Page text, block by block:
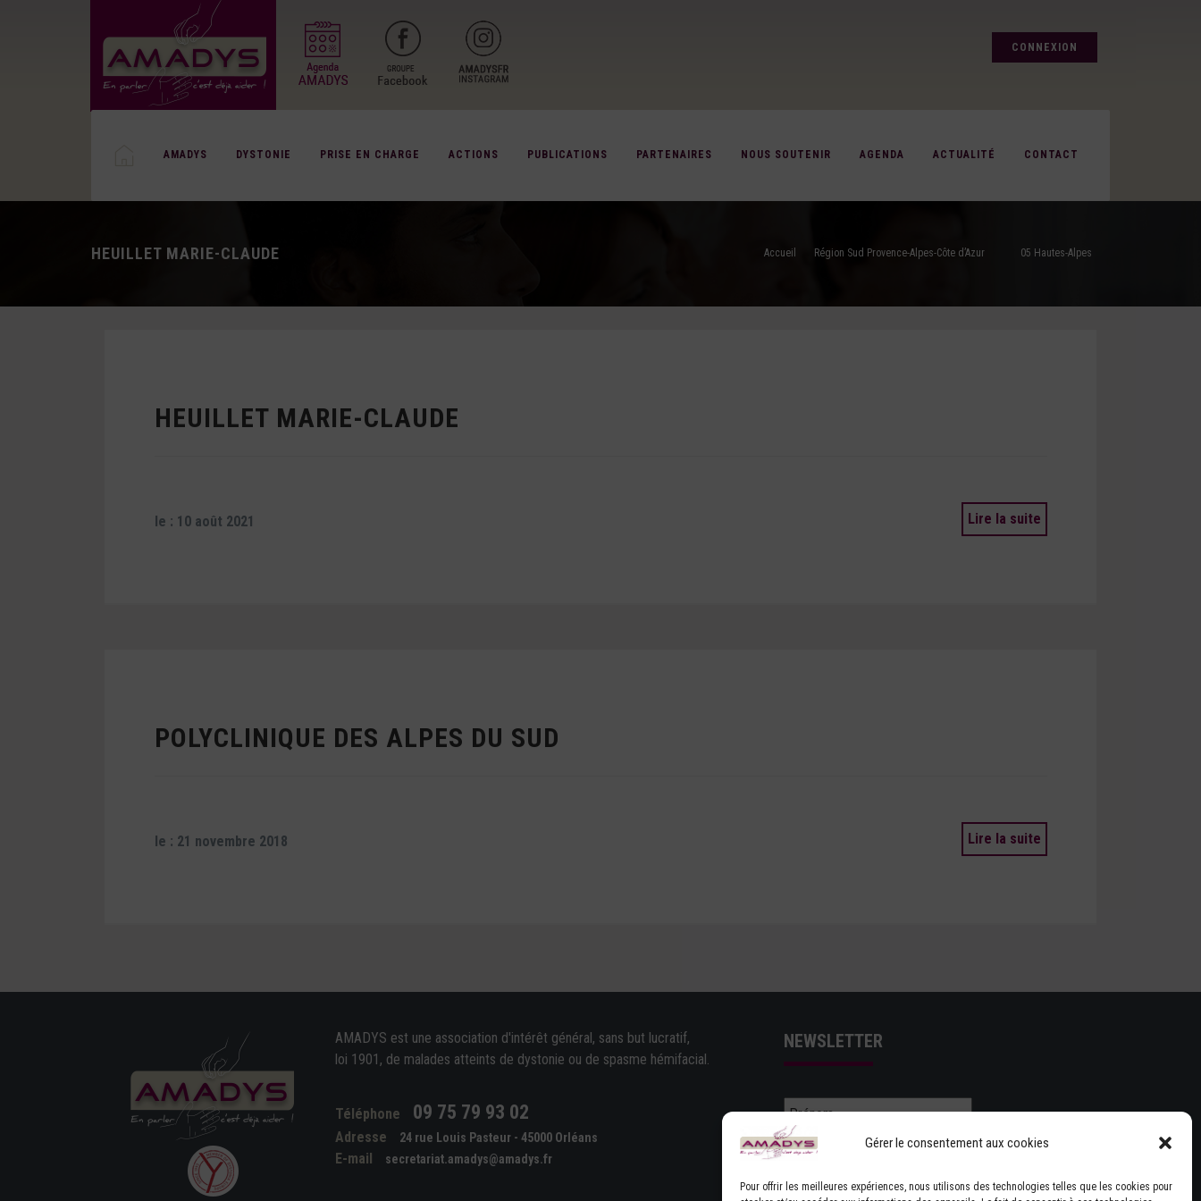
Gérer le consentement aux cookies
Pour offrir les meilleures expériences, nous utilisons des technologies telles que les cookies pour
CONNEXION
AMADYS DYSTONIE PRISE EN CHARGE ACTIONS PUBLICATIONS PARTENAIRES NOUS SOUTENIR AGENDA ACTUALITÉ CONTACT
HEUILLET MARIE-CLAUDE Accueil Région Sud Provence-Alpes-Côte d’Azur 05 Hautes-Alpes
HEUILLET MARIE-CLAUDE
le : 10 août 2021 Lire la suite
POLYCLINIQUE DES ALPES DU SUD
le : 21 novembre 2018 Lire la suite
AMADYS est une association d'intérêt général, sans but lucratif,
loi 1901, de malades atteints de dystonie ou de spasme hémifacial.
Téléphone 09 75 79 93 02
Adresse 24 rue Louis Pasteur - 45000 Orléans
E-mail secretariat.amadys@amadys.fr
NEWSLETTER